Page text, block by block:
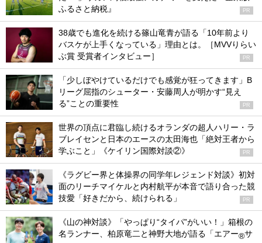
ふるさと納税』
PR
38歳でも進化を続ける篠山竜青が語る「10年前より
バスケが上手くなっている」理由とは。［MVVりらい
ぶ賞 受賞者インタビュー］
PR
「少しぼやけているだけでも感覚が狂ってきます」B
リーグ屈指のシューター・安藤周人が明かす“見え
る”ことの重要性
PR
世界の頂点に君臨し続けるオランダの超人ハリー・ラ
ブレイセンと日本のエースの太田海也「絶対王者から
学ぶこと」《ケイリン国際対談②》
PR
《ラグビー界と体操界の同学年レジェンド対談》初対
面のリーチマイケルと内村航平が本音で語り合った競
技愛「好きだから、続けられる」
PR
《山の神対談》「やっぱり“タイパ”がいい！」箱根の
名ランナー、柏原竜二と神野大地が語る「エアー®サ